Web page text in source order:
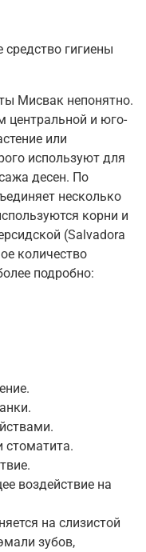
гигиены
Мисвак непонятно.
центральной и юго-
или
используют для
десен. По
несколько
корни и
(Salvadora
количество
подробно:
воздействие на
на слизистой
зубов,